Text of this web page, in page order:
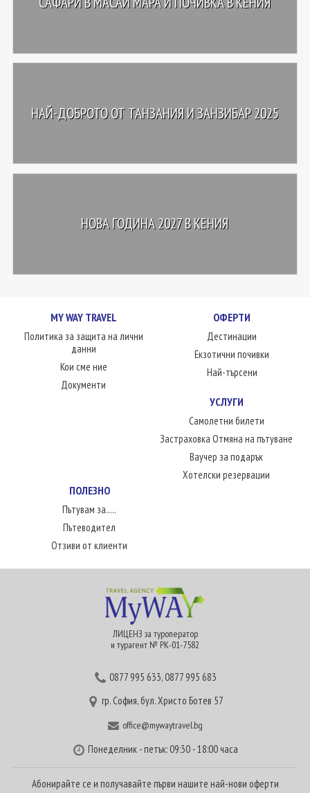
НАЙ-ДОБРОТО ОТ ТАНЗАНИЯ И ЗАНЗИБАР 2025
НОВА ГОДИНА 2027 В КЕНИЯ
MY WAY TRAVEL
Политика за защита на лични
данни
Кои сме ние
Документи
ОФЕРТИ
Дестинации
Екзотични почивки
Най-търсени
УСЛУГИ
Самолетни билети
Застраховка Отмяна на пътуване
Ваучер за подарък
Хотелски резервации
ПОЛЕЗНО
Пътувам за.....
Пътеводител
Отзиви от клиенти
ЛИЦЕНЗ за туроператор
и турагент № РК-01-7582
0877 995 633,0877 995 683
гр. София, бул. Христо Ботев 57
office@mywaytravel.bg
Понеделник - петък: 09:30 - 18:00 часа
Абонирайте се и получавайте първи нашите най-нови оферти